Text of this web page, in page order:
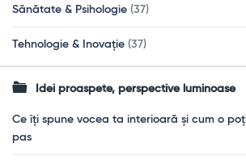
Sănătate & Psihologie (37)
Tehnologie & Inovație (37)
Idei proaspete, perspective luminoase
Ce îți spune vocea ta interioară și cum o
pas